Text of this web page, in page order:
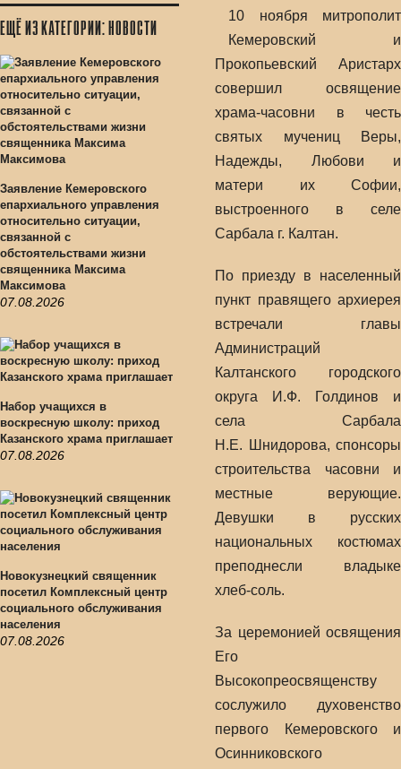
ЕЩЁ ИЗ КАТЕГОРИИ: НОВОСТИ
Заявление Кемеровского
епархиального управления
относительно ситуации,
связанной с
обстоятельствами жизни
священника Максима
Максимова
07.08.2026
Набор учащихся в
воскресную школу: приход
Казанского храма приглашает
07.08.2026
Новокузнецкий священник
посетил Комплексный центр
социального обслуживания
населения
07.08.2026
10 ноября митрополит
Кемеровский и
Прокопьевский Аристарх
совершил освящение
храма-часовни в честь
святых мучениц Веры,
Надежды, Любови и
матери их Софии,
выстроенного в селе
Сарбала г. Калтан.
По приезду в населенный
пункт правящего архиерея
встречали главы
Администраций
Калтанского городского
округа И.Ф. Голдинов и
села Сарбала
Н.Е. Шнидорова, спонсоры
строительства часовни и
местные верующие.
Девушки в русских
национальных костюмах
преподнесли владыке
хлеб-соль.
За церемонией освящения
Его
Высокопреосвященству
сослужило духовенство
первого Кемеровского и
Осинниковского